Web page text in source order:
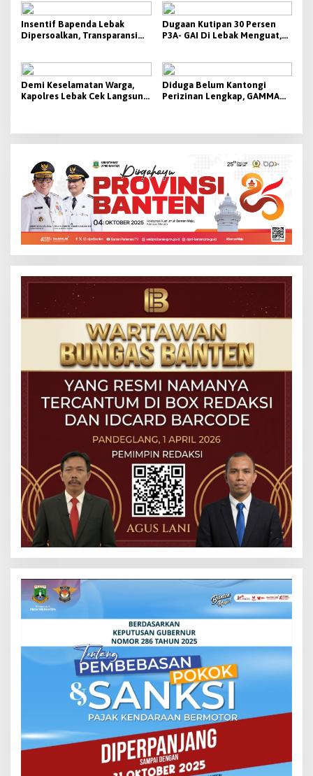
Dampak Aktivitas PT CG
dengan Besaran yang
Diterima
Insentif Bapenda Lebak
Dipersoalkan, Transparansi
Dugaan Kutipan 30 Persen
P3A- GAI Di Lebak Menguat,
Demi Keselamatan Warga,
Kapolres Lebak Cek Langsung
Diduga Belum Kantongi
Perizinan Lengkap, GAMMA